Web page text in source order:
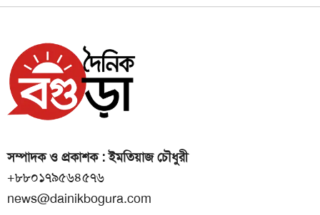
সম্পাদক ও প্রকাশক : ইমতিয়াজ চৌধুরী
+৮৮০১৭৯৫৬৪৫৭৬
news@dainikbogura.com